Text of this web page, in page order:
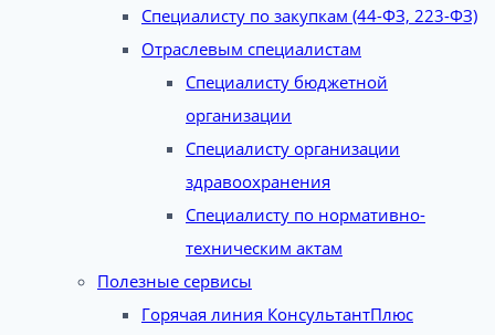
Специалисту по закупкам (44-ФЗ, 223-ФЗ)
Отраслевым специалистам
Специалисту бюджетной
организации
Специалисту организации
здравоохранения
Специалисту по нормативно-
техническим актам
Полезные сервисы
Горячая линия КонсультантПлюс